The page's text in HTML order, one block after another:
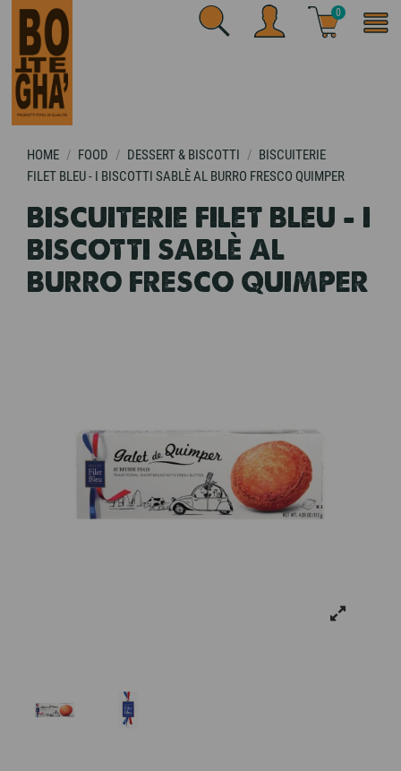
0
HOME FOOD DESSERT & BISCOTTI
BISCUITERIE
FILET BLEU - I BISCOTTI SABLÈ AL BURRO FRESCO QUIMPER
BISCUITERIE FILET BLEU - I
BISCOTTI SABLÈ AL
BURRO FRESCO QUIMPER